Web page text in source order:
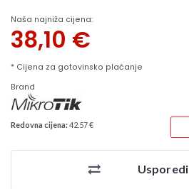
Naša najniža cijena:
38,10 €
* Cijena za gotovinsko plaćanje
Brand
Redovna cijena: 42.57 €
Usporedi